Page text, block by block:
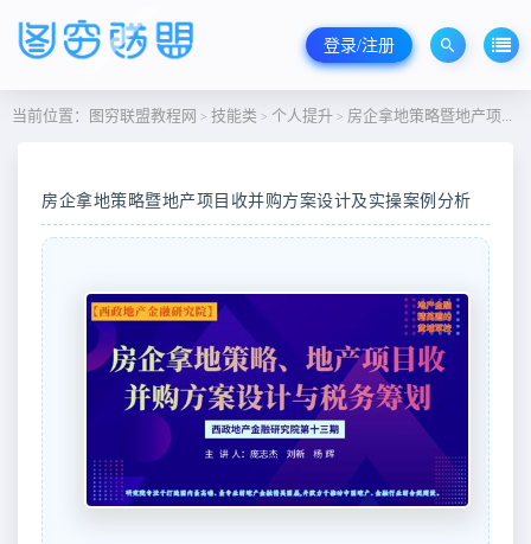
登录/注册
当前位置： 图穷联盟教程网 > 技能类 > 个人提升 > 房企拿地策略暨地产项目收并购方案设计及实操案例分析
房企拿地策略暨地产项目收并购方案设计及实操案例分析